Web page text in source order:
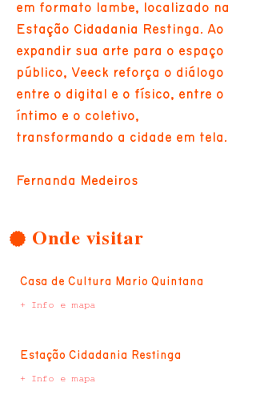
em formato lambe, localizado na
Estação Cidadania Restinga. Ao
expandir sua arte para o espaço
público, Veeck reforça o diálogo
entre o digital e o físico, entre o
íntimo e o coletivo,
transformando a cidade em tela.
Fernanda Medeiros
Onde visitar
Casa de Cultura Mario Quintana
+ Info e mapa
Estação Cidadania Restinga
+ Info e mapa